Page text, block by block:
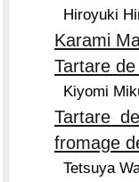
Hiroyuki
Karami
Tartare
Kiyomi
Tartare
fromage
Tetsuya